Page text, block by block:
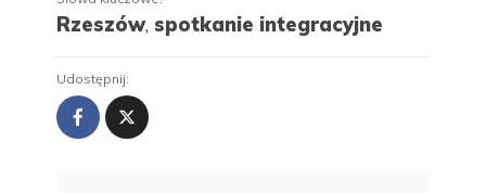
Rzeszów, spotkanie integracyjne
Udostępnij: